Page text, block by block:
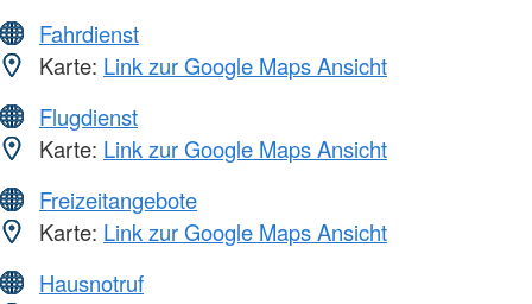
Fahrdienst
Karte: Link zur Google Maps Ansicht
Flugdienst
Karte: Link zur Google Maps Ansicht
Freizeitangebote
Karte: Link zur Google Maps Ansicht
Hausnotruf